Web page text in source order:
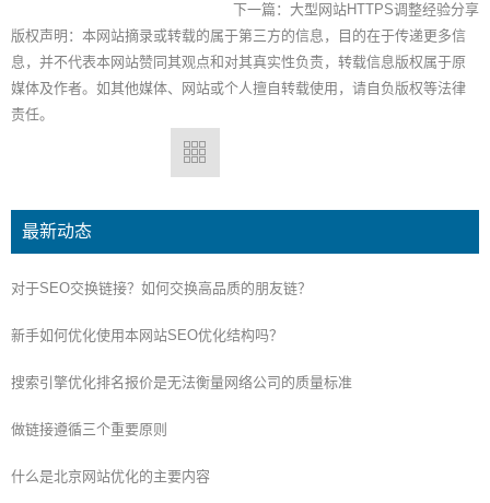
下一篇： 大型网站HTTPS调整经验分享
版权声明：本网站摘录或转载的属于第三方的信息，目的在于传递更多信
息，并不代表本网站赞同其观点和对其真实性负责，转载信息版权属于原
媒体及作者。如其他媒体、网站或个人擅自转载使用，请自负版权等法律
责任。
最新动态
对于SEO交换链接？如何交换高品质的朋友链？
新手如何优化使用本网站SEO优化结构吗？
搜索引擎优化排名报价是无法衡量网络公司的质量标准
做链接遵循三个重要原则
什么是北京网站优化的主要内容